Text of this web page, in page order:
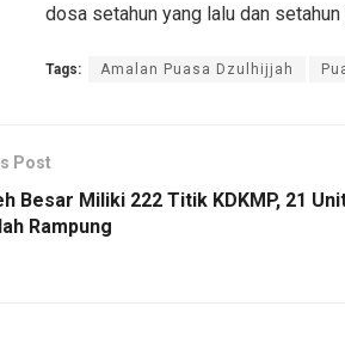
dosa setahun yang lalu dan
Tags: Amalan Puasa Dzulhijjah
Post
Besar Miliki 222 Titik KDKMP, 21
Rampung